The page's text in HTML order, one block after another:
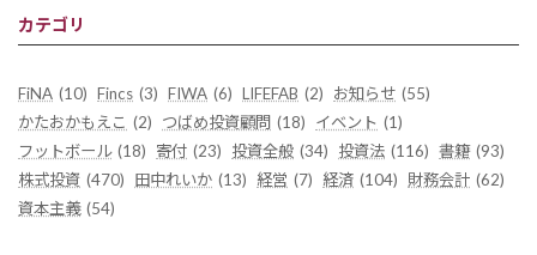
カテゴリ
FiNA (10) Fincs (3) FIWA (6) LIFEFAB (2) お知らせ (55)
かたおかもえこ (2) つばめ投資顧問 (18) イベント (1)
フットボール (18) 寄付 (23) 投資全般 (34) 投資法 (116) 書籍 (93)
株式投資 (470) 田中れいか (13) 経営 (7) 経済 (104) 財務会計 (62)
資本主義 (54)